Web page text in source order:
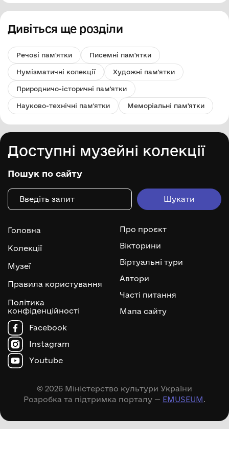
Дивіться ще розділи
Речові пам'ятки Писемні пам'ятки
Нумізматичні колекції Художні пам'ятки
Природничо-історичні пам'ятки
Науково-технічні пам'ятки Меморіальні пам'ятки
Доступні музейні колекції
Пошук по сайту
Головна
Колекції
Музеї
Правила користування
Політика
конфіденційності
Про проєкт
Вікторини
Віртуальні тури
Автори
Часті питання
Мапа сайту
Facebook
Instagram
Youtube
© 2026 Міністерство культури України
Розробка та підтримка порталу — EMUSEUM.